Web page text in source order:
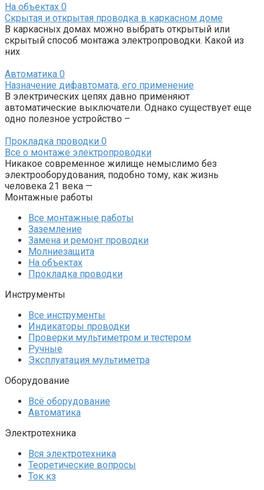
На объектах 0
Скрытая и открытая проводка в каркасном доме
В каркасных домах можно выбрать открытый или
скрытый способ монтажа электропроводки. Какой из
них
Автоматика 0
Назначение дифавтомата, его применение
В электрических цепях давно применяют
автоматические выключатели. Однако существует еще
одно полезное устройство –
Прокладка проводки 0
Все о монтаже электропроводки
Никакое современное жилище немыслимо без
электрооборудования, подобно тому, как жизнь
человека 21 века —
Монтажные работы
Все монтажные работы
Заземление
Замена и ремонт проводки
Молниезащита
На объектах
Прокладка проводки
Инструменты
Все инструменты
Индикаторы проводки
Проверки мультиметром и тестером
Ручные
Эксплуатация мультиметра
Оборудование
Всё оборудование
Автоматика
Электротехника
Вся электротехника
Теоретические вопросы
Ток кз